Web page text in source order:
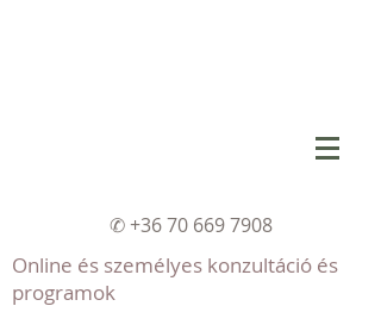
✆+36 70 669 7908
Online és személyes konzultáció és
programok